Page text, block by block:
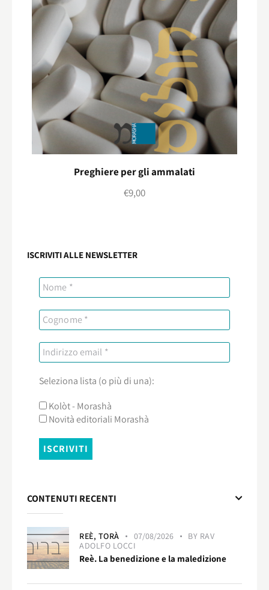
Preghiere per gli ammalati
€9,00
ISCRIVITI ALLE NEWSLETTER
Seleziona lista (o più di una):
Kolòt - Morashà
Novità editoriali Morashà
CONTENUTI RECENTI
REÈ, TORÀ 07/08/2026 BY RAV
ADOLFO LOCCI
Reè. La benedizione e la maledizione